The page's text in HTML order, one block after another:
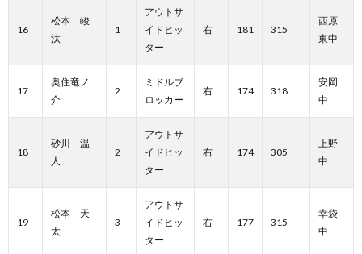
16
松本 峻
汰
1
アウトサ
イドヒッ
ター
右 181 315
西原
東中
17
奥住竜ノ
介
2
ミドルブ
ロッカー
右 174 318
安岡
中
18
砂川 温
人
2
アウトサ
イドヒッ
ター
右 174 305
上野
中
19
松本 天
太
3
アウトサ
イドヒッ
ター
右 177 315
幸袋
中